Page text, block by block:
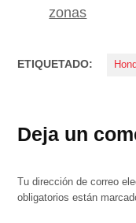
zonas
ETIQUETADO:
Deja un
Tu dirección de correo
obligatorios están